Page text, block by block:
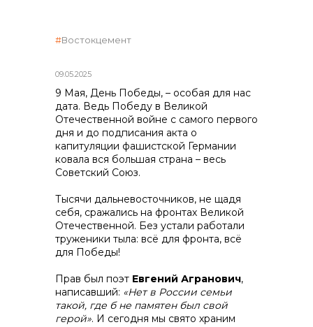
реализация неликвидов
контакты отдела закупок
Контакты
+7 (423) 234 50 50
09.05.2025
Востокцемент
9 Мая, День Победы, – особая для нас
дата. Ведь Победу в Великой
Отечественной войне с самого первого
дня и до подписания акта о
капитуляции фашистской Германии
ковала вся большая страна – весь
Советский Союз.
Тысячи дальневосточников, не щадя
себя, сражались на фронтах Великой
Отечественной. Без устали работали
труженики тыла: всё для фронта, всё
для Победы!
Прав был поэт Евгений Агранович,
написавший: «Нет в России семьи
такой, где б не памятен был свой
герой». И сегодня мы свято храним